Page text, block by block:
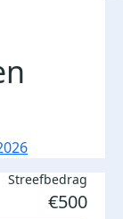
Streefbedrag
€500